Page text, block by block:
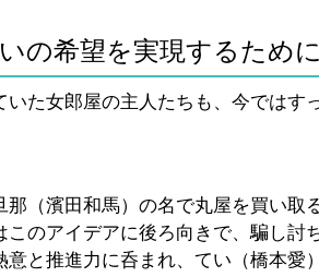
の希望を実現するために
た女郎屋の主人たちも、今ではす
（濱田和馬）の名で丸屋を買い取
のアイデアに後ろ向きで、騙し討
と推進力に呑まれ、てい（橋本愛